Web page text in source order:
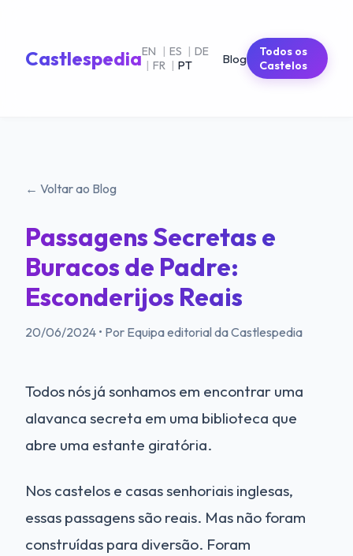
CastlespediaEN | ES | DE
| FR | PT Blog
Todos os
Castelos
← Voltar ao Blog
Passagens Secretas e
Buracos de Padre:
Esconderijos Reais
20/06/2024 • Por Equipa editorial da Castlespedia
Todos nós já sonhamos em encontrar uma
alavanca secreta em uma biblioteca que
abre uma estante giratória.
Nos castelos e casas senhoriais inglesas,
essas passagens são reais. Mas não foram
construídas para diversão. Foram